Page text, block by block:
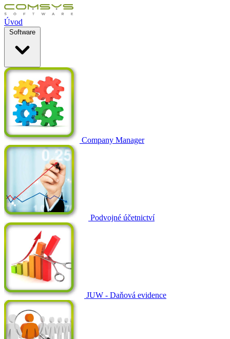
Úvod
Software
Company Manager
Podvojné účetnictví
JUW - Daňová evidence